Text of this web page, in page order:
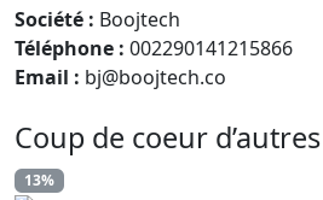
Société : Boojtech
Téléphone : 002290141215866
Email : bj@boojtech.co
Coup de coeur
13%